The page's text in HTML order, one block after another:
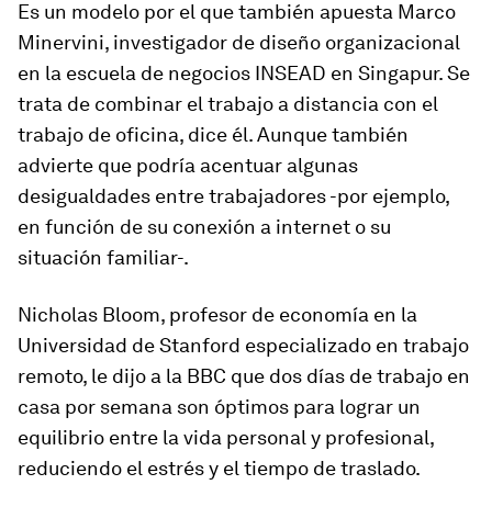
Es un modelo por el que también apuesta Marco
Minervini, investigador de diseño organizacional
en la escuela de negocios INSEAD en Singapur. Se
trata de combinar el trabajo a distancia con el
trabajo de oficina, dice él. Aunque también
advierte que podría acentuar algunas
desigualdades entre trabajadores -por ejemplo,
en función de su conexión a internet o su
situación familiar-.
Nicholas Bloom, profesor de economía en la
Universidad de Stanford especializado en trabajo
remoto, le dijo a la BBC que dos días de trabajo en
casa por semana son óptimos para lograr un
equilibrio entre la vida personal y profesional,
reduciendo el estrés y el tiempo de traslado.